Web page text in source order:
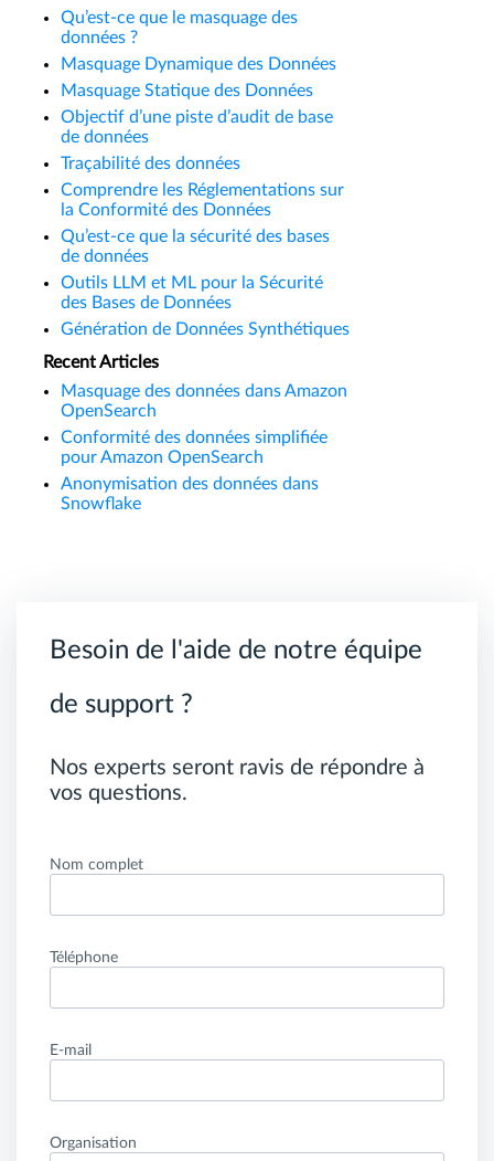
Qu’est-ce que le masquage des
données ?
Masquage Dynamique des Données
Masquage Statique des Données
Objectif d’une piste d’audit de base
de données
Traçabilité des données
Comprendre les Réglementations sur
la Conformité des Données
Qu’est-ce que la sécurité des bases
de données
Outils LLM et ML pour la Sécurité
des Bases de Données
Génération de Données Synthétiques
Recent Articles
Masquage des données dans Amazon
OpenSearch
Conformité des données simplifiée
pour Amazon OpenSearch
Anonymisation des données dans
Snowflake
Besoin de l'aide de notre équipe
de support ?
Nos experts seront ravis de répondre à
vos questions.
Nom complet
Téléphone
E-mail
Organisation